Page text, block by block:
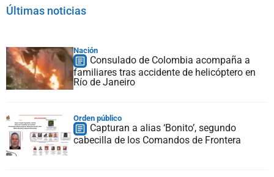
Últimas noticias
Nación
Consulado de Colombia acompaña a
familiares tras accidente de helicóptero en
Río de Janeiro
Orden público
Capturan a alias ‘Bonito’, segundo
cabecilla de los Comandos de Frontera